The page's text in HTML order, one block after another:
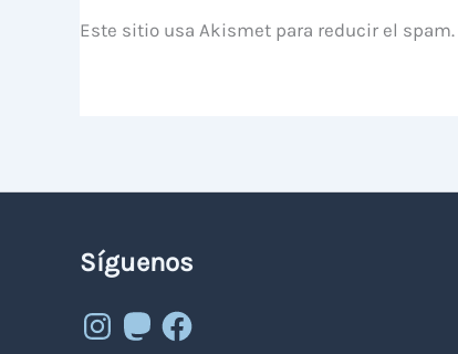
Este sitio usa Akismet para reducir el spam.
Síguenos
Instagram
MastodonFacebook